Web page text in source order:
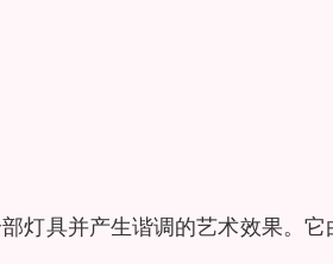
灯具并产生谐调的艺术效果。